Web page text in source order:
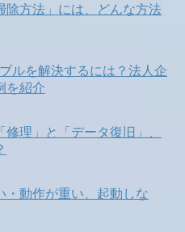
除方法」には、どんな方法
ルを解決するには？法人企
を紹介
理」と「データ復旧」、
・動作が重い、起動しな